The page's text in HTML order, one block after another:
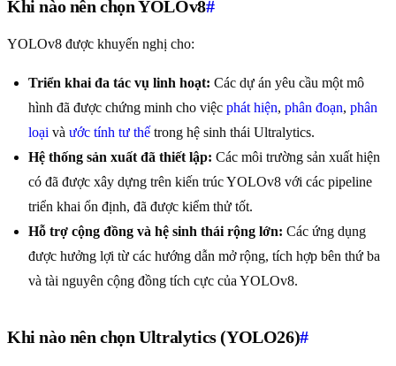
Khi nào nên chọn YOLOv8#
YOLOv8 được khuyến nghị cho:
Triển khai đa tác vụ linh hoạt: Các dự án yêu cầu một mô
hình đã được chứng minh cho việc phát hiện, phân đoạn, phân
loại và ước tính tư thế trong hệ sinh thái Ultralytics.
Hệ thống sản xuất đã thiết lập: Các môi trường sản xuất hiện
có đã được xây dựng trên kiến trúc YOLOv8 với các pipeline
triển khai ổn định, đã được kiểm thử tốt.
Hỗ trợ cộng đồng và hệ sinh thái rộng lớn: Các ứng dụng
được hưởng lợi từ các hướng dẫn mở rộng, tích hợp bên thứ ba
và tài nguyên cộng đồng tích cực của YOLOv8.
Khi nào nên chọn Ultralytics (YOLO26)#